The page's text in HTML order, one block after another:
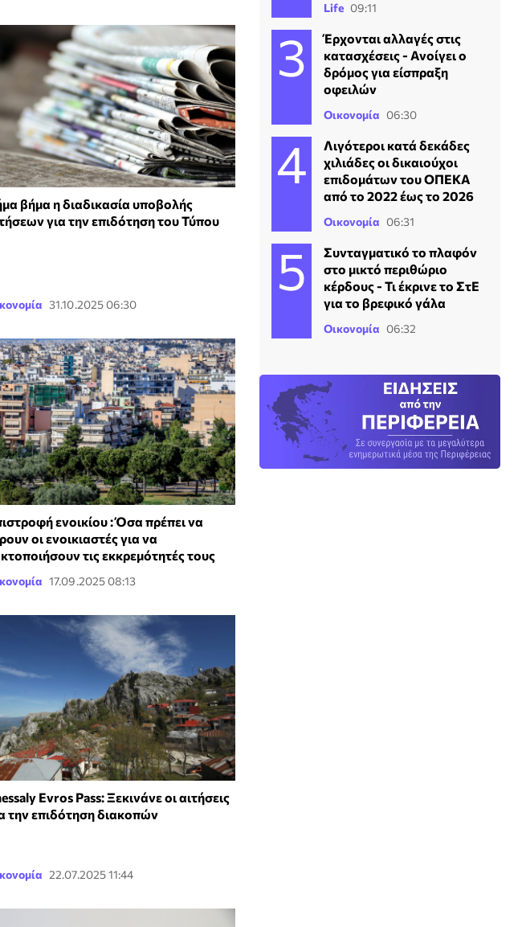
βήμα η διαδικασία υποβολής
για την επιδότηση του Τύπου
31.10.2025 06:30
ενοικίου : Όσα πρέπει να
οι ενοικιαστές για να
τις εκκρεμότητές τους
17.09.2025 08:13
Evros Pass: Ξεκινάνε οι αιτήσεις
την επιδότηση διακοπών
22.07.2025 11:44
Life 09:11
Έρχονται αλλαγές στις
κατασχέσεις - Ανοίγει ο
δρόμος για είσπραξη
οφειλών
Οικονομία 06:30
Λιγότεροι κατά δεκάδες
χιλιάδες οι δικαιούχοι
επιδομάτων του ΟΠΕΚΑ
από το 2022 έως το 2026
Οικονομία 06:31
Συνταγματικό το πλαφόν
στο μικτό περιθώριο
κέρδους - Τι έκρινε το ΣτΕ
για το βρεφικό γάλα
Οικονομία 06:32